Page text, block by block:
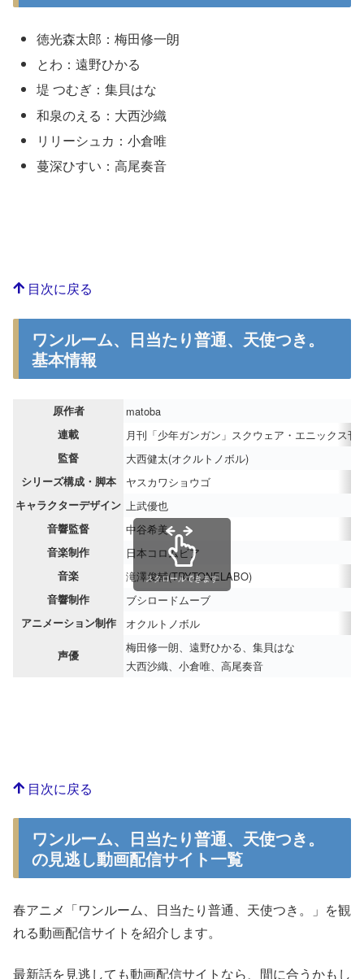
徳光森太郎：梅田修一朗
とわ：遠野ひかる
堤 つむぎ：集貝はな
和泉のえる：大西沙織
リリーシュカ：小倉唯
蔓深ひすい：高尾奏音
目次に戻る
ワンルーム、日当たり普通、天使つき。
基本情報
原作者 matoba
連載 月刊「少年ガンガン」スクウェア・エニックス刊
監督 大西健太(オクルトノボル)
シリーズ構成・脚本 ヤスカワショウゴ
キャラクターデザイン 上武優也
音響監督 中谷希美
音楽制作 日本コロムビア
音楽 滝澤俊輔(TRYTONELABO)
音響制作 ブシロードムーブ
アニメーション制作 オクルトノボル
声優
梅田修一朗、遠野ひかる、集貝はな
大西沙織、小倉唯、高尾奏音
スクロールできます
目次に戻る
ワンルーム、日当たり普通、天使つき。
の見逃し動画配信サイト一覧
春アニメ「ワンルーム、日当たり普通、天使つき。」を観
れる動画配信サイトを紹介します。
最新話を見逃しても動画配信サイトなら、間に合うかもし